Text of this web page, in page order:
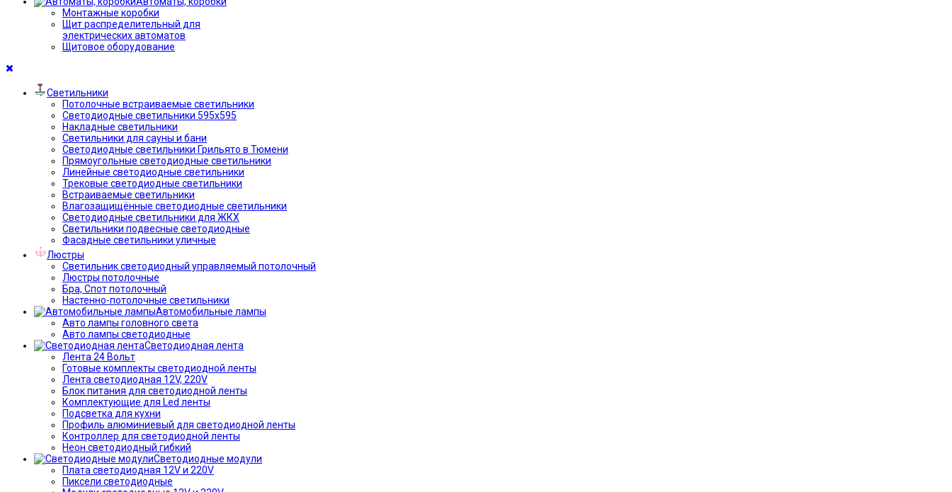
Монтажные коробки
Щит распределительный для
электрических автоматов
Щитовое оборудование
Светильники
Потолочные встраиваемые светильники
Светодиодные светильники 595х595
Накладные светильники
Светильники для сауны и бани
Светодиодные светильники Грильято в Тюмени
Прямоугольные светодиодные светильники
Линейные светодиодные светильники
Трековые светодиодные светильники
Встраиваемые светильники
Влагозащищённые светодиодные светильники
Светодиодные светильники для ЖКХ
Светильники подвесные светодиодные
Фасадные светильники уличные
Люстры
Светильник светодиодный управляемый потолочный
Люстры потолочные
Бра, Спот потолочный
Настенно-потолочные светильники
Автомобильные лампы
Авто лампы головного света
Авто лампы светодиодные
Светодиодная лента
Лента 24 Вольт
Готовые комплекты светодиодной ленты
Лента светодиодная 12V, 220V
Блок питания для светодиодной ленты
Комплектующие для Led ленты
Подсветка для кухни
Профиль алюминиевый для светодиодной ленты
Контроллер для светодиодной ленты
Неон светодиодный гибкий
Светодиодные модули
Плата светодиодная 12V и 220V
Пиксели светодиодные